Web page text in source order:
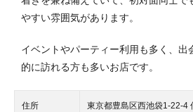
やすい雰囲気があります。
イベントやパーティー利用も多く、出
的に訪れる方も多いお店です。
住所 東京都豊島区西池袋1-22-4